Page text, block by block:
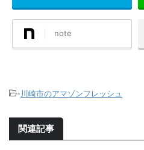
note
-川崎市のアマゾンフレッシュ
関連記事